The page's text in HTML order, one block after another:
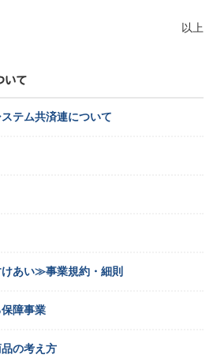
以上
いて
テム共済連について
あい≫事業規約・細則
障事業
の考え方